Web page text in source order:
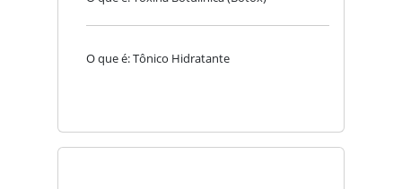
O que é: Tônico Hidratante